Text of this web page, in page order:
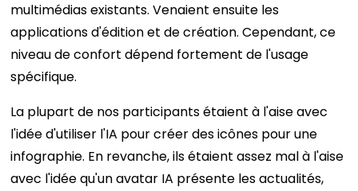
multimédias existants. Venaient ensuite les
applications d'édition et de création. Cependant, ce
niveau de confort dépend fortement de l'usage
spécifique.
La plupart de nos participants étaient à l'aise avec
l'idée d'utiliser l'IA pour créer des icônes pour une
infographie. En revanche, ils étaient assez mal à l'aise
avec l'idée qu'un avatar IA présente les actualités,